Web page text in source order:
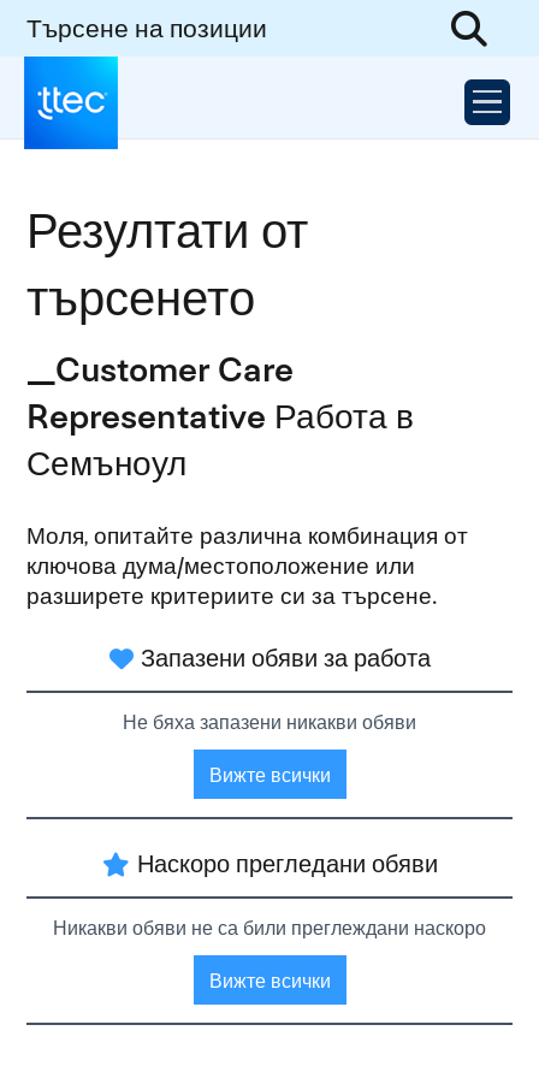
Търсене на позиции
Резултати от
търсенето
_Customer Care
Representative Работа в
Семъноул
Моля, опитайте различна комбинация от
ключова дума/местоположение или
разширете критериите си за търсене.
Запазени обяви за работа
Не бяха запазени никакви обяви
Вижте всички
Наскоро прегледани обяви
Никакви обяви не са били преглеждани наскоро
Вижте всички